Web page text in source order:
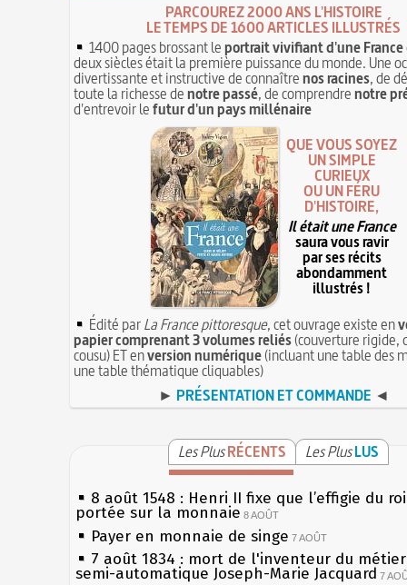
PARCOUREZ 2000 ANS L'HISTOIRE
LE TEMPS DE 1600 ARTICLES ILLUSTRÉS
1400 pages brossant leportrait vivifiant d'une France
deux siècles était la première puissance du monde. Une
divertissante et instructive de connaîtrenos racines, de
toute la richesse denotre passé, de comprendrenotre
d'entrevoir lefutur d'un pays millénaire
QUE VOUS SOYEZ
UN SIMPLE
CURIEUX
OU UN FÉRU
D'HISTOIRE,
Il était une France
saura vous ravir
par ses récits
abondamment
illustrés !
Édité parLa France pittoresque, cet ouvrage existe en
papier comprenant 3 volumes reliés(couverture rigide,
cousu) ET enversion numérique(incluant une table des
une table thématique cliquables)
► PRÉSENTATION ET COMMANDE ◄
Les PlusRÉCENTS Les PlusLUS
8 août 1548 : Henri II fixe que l’effigie du
portée sur la monnaie 8 AOÛT
Payer en monnaie de singe 7 AOÛT
7 août 1834 : mort de l'inventeur du
semi-automatique Joseph-Marie Jacquard 7